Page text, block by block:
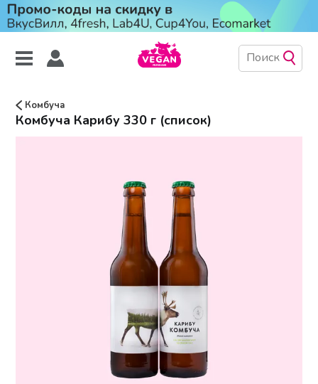
Комбуча
Комбуча Карибу 330 г (список)